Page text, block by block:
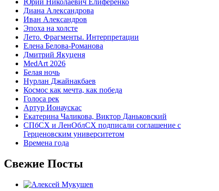
Диана Александрова
Иван Александров
Эпоха на холсте
Лето. Фрагменты. Интерпретации
Елена Белова-Романова
Дмитрий Якуценя
MedArt 2026
Белая ночь
Нурлан Джайнакбаев
Космос как мечта, как победа
Голоса рек
Артур Ионаускас
Екатерина Чаликова, Виктор Даньковский
СПбСХ и ЛенОблСХ подписали соглашение с
Герценовским университетом
Времена года
Свежие Посты